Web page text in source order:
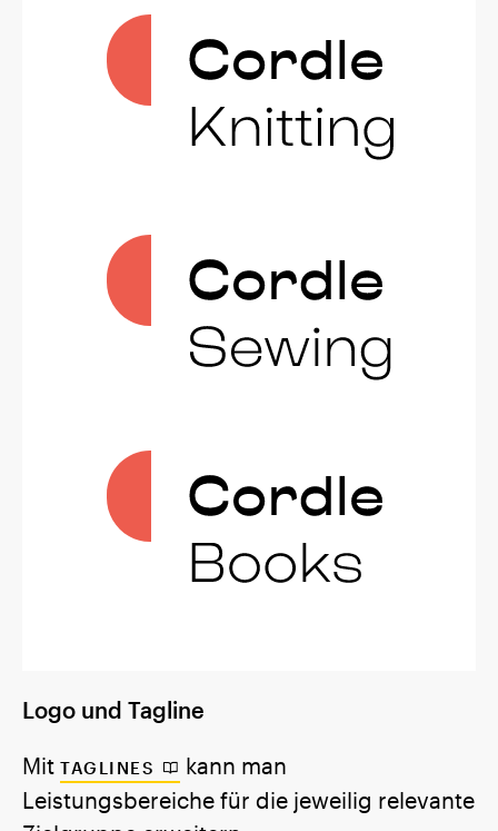
Logo und Tagline
Mit TAGLINES
kann man
Leistungsbereiche für die jeweilig relevante